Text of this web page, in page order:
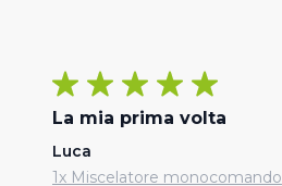
La mia prima volta
Luca
1x Miscelatore monocomando